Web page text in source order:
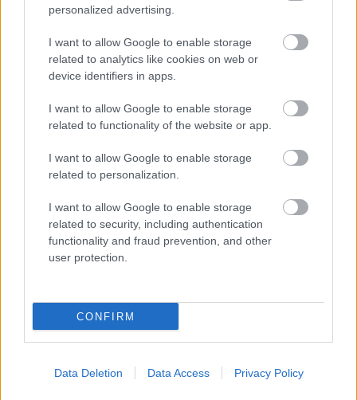
personalized advertising.
I want to allow Google to enable storage
related to analytics like cookies on web or
device identifiers in apps.
I want to allow Google to enable storage
related to functionality of the website or app.
I want to allow Google to enable storage
related to personalization.
I want to allow Google to enable storage
related to security, including authentication
functionality and fraud prevention, and other
user protection.
CONFIRM
Data Deletion Data Access Privacy Policy
arról nem is beszélve, hogy milyen bitang jól néztek ki
megnézhetitek.
Főleg az X-Wingek kerültek terítékre de egy hatalmas, és
részletes screenshoton még a Millennium Falcon is
szerepel. A játék grafikájára biztosan nem lesz panasz,
élmény lesz ezeket a szörnyeket, mint nézni őket.
Kattints a képre a galériáért!